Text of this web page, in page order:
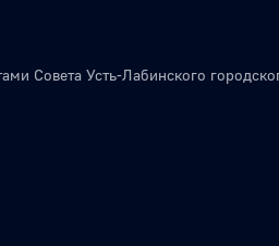
Совета Усть-Лабинского